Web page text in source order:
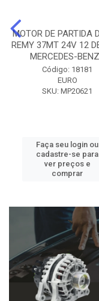
MOTOR DE PARTIDA
REMY 37MT 24V 12
MERCEDES-
Código: 18181
EURO
SKU: MP20621
Faça seu login ou
cadastre-se para
ver preços e
comprar